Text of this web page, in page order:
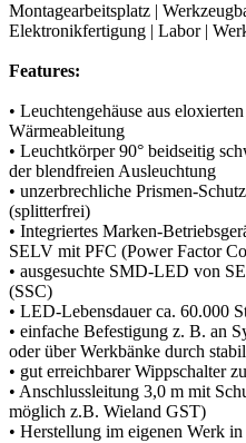
Montagearbeitsplatz |
Elektronikfertigung | Labor |
Features:
• Leuchtengehäuse aus
Wärmeableitung
• Leuchtkörper 90° beidseitig
der blendfreien Ausleuchtung
• unzerbrechliche Prismen-
(splitterfrei)
• Integriertes Marken-
SELV mit PFC (Power Factor
• ausgesuchte SMD-LED von
(SSC)
• LED-Lebensdauer ca. 60.000
• einfache Befestigung z. B. an
oder über Werkbänke durch
• gut erreichbarer Wippschalter
• Anschlussleitung 3,0 m mit
möglich z.B. Wieland GST)
• Herstellung im eigenen Werk